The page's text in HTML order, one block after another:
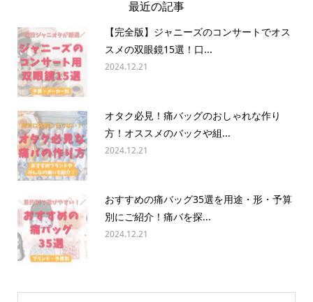
最近の記事
【完全版】ジャニーズのコンサートでオス
スメの双眼鏡15選！口...
2024.12.21
オタク必見！痛バッグのおしゃれな作り
方！オススメのバックや組...
2024.12.21
おすすめの痛バッグ35選を用途・形・予算
別にご紹介！痛バを探...
2024.12.21